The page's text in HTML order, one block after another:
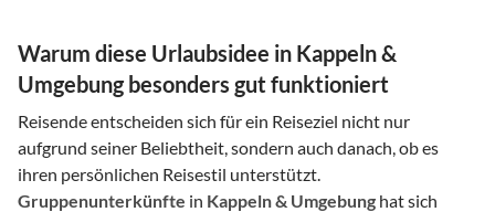
Warum diese Urlaubsidee in Kappeln &
Umgebung besonders gut funktioniert
Reisende entscheiden sich für ein Reiseziel nicht nur
aufgrund seiner Beliebtheit, sondern auch danach, ob es
ihren persönlichen Reisestil unterstützt.
Gruppenunterkünfte in Kappeln & Umgebung hat sich